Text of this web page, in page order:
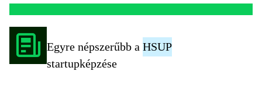
Egyre népszerűbb a HSUP
startupképzése